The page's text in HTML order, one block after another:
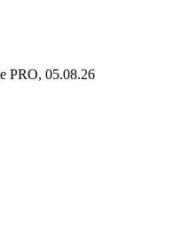
PRO, 05.08.26